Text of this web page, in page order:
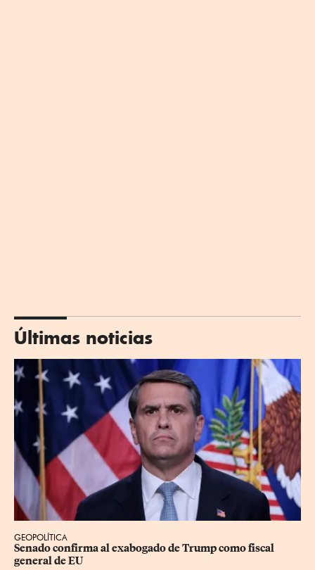
Últimas noticias
GEOPOLÍTICA
Senado confirma al exabogado de Trump como fiscal
general de EU